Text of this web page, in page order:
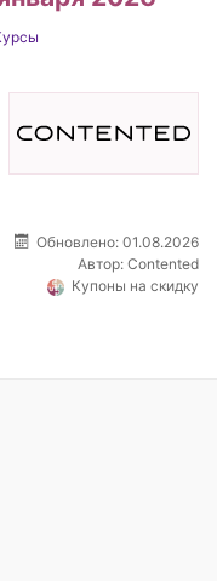
Обновлено: 01.08.2026
Автор: Contented
Купоны на скидку